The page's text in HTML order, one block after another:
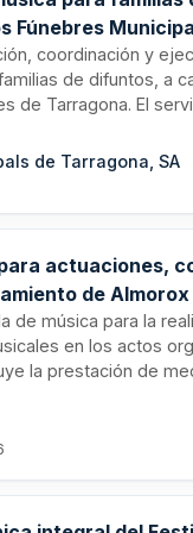
Fúnebres
coordinación y
de difuntos, a
de Tarragona. El
laicas. Las
así como
toda la duración del
de Tarragona, SA
actuaciones,
de Almorox
de música para la
en los actos
la prestación de
laborales,
plurianual con